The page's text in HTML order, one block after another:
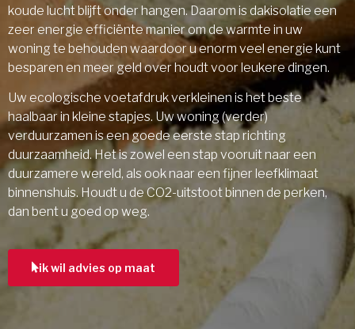
koude lucht blijft onder hangen. Daarom is dakisolatie een
zeer energie efficiënte manier om de warmte in uw
woning te behouden waardoor u enorm veel energie kunt
besparen en meer geld over houdt voor leukere dingen.
Uw ecologische voetafdruk verkleinen is het beste
haalbaar in kleine stapjes. Uw woning (verder)
verduurzamen is een goede eerste stap richting
duurzaamheid. Het is zowel een stap vooruit naar een
duurzamere wereld, als ook naar een fijner leefklimaat
binnenshuis. Houdt u de CO2-uitstoot binnen de perken,
dan bent u goed op weg.
ik wil advies op maat